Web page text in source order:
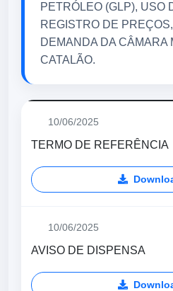
PETRÓLEO (GLP), USO
REGISTRO DE
DEMANDA DA CÂMARA
CATALÃO.
10/06/2025
TERMO DE REFERÊNCIA
10/06/2025
AVISO DE DISPENSA